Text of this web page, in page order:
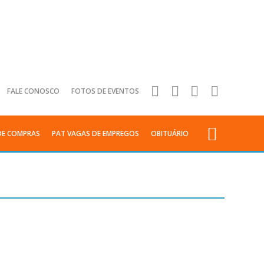
FALE CONOSCO FOTOS DE EVENTOS
COMPRAS PAT VAGAS DE EMPREGOS OBITUÁRIO